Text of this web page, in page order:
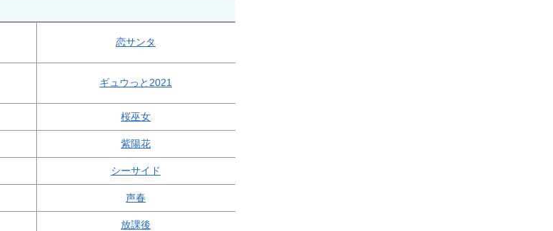
恋サンタ
ギュウっと2021
桜巫女
紫陽花
シーサイド
声春
放課後